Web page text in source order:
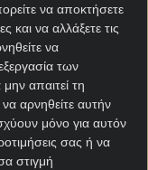
να αποκτήσετε
να αλλάξετε τις
να
των
απαιτεί τη
αρνηθείτε αυτήν
μόνο για αυτόν
σας ή να
στιγμή
το PS Blog.
από και προς
αεροδρόμιο